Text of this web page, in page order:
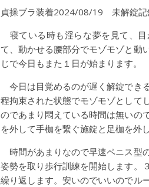
貞操ブラ装着2024/08/19 未解錠記
寝ている時も淫らな夢を見て、
て、動かせる腰部分でモゾモゾと動
じで今日もまた１日が始まります。
今日は目覚めるのが遅く解錠でき
程拘束された状態でモゾモゾとして
のであまり悶えている時間は無いの
を外して手枷を繋ぐ施錠と足枷を外
時間があまりなので早速ペニス型
姿勢を取り歩行訓練を開始します。
繰り返します。安いのでいいのでル